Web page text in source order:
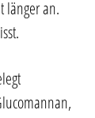
länger an.